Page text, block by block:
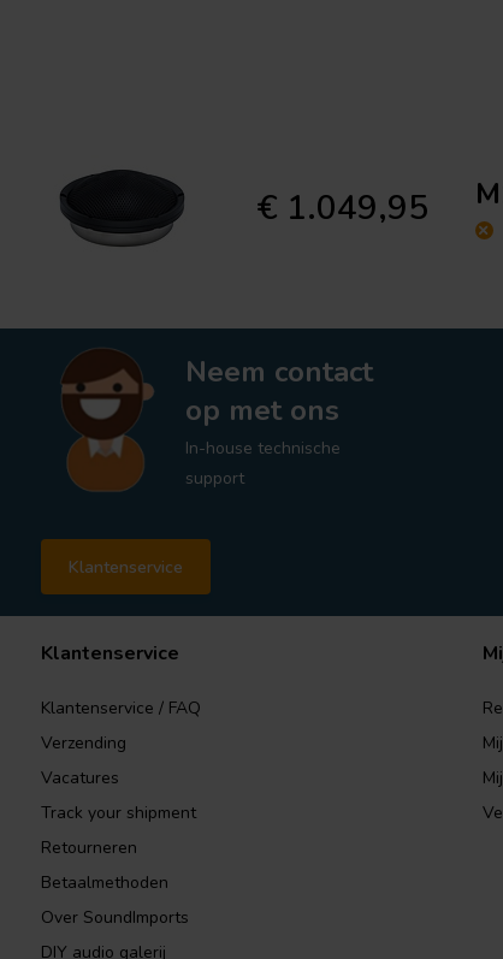
€ 1.049,95
Neem contact
op met ons
In-house technische
support
Klantenservice
Klantenservice
Klantenservice / FAQ
Verzending
Vacatures
Track your shipment
Retourneren
Betaalmethoden
Over SoundImports
DIY audio galerij